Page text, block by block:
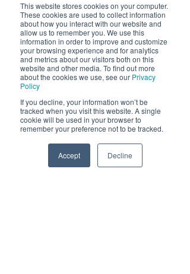
This website stores cookies on your computer.
These cookies are used to collect information
about how you interact with our website and
allow us to remember you. We use this
information in order to improve and customize
your browsing experience and for analytics
and metrics about our visitors both on this
website and other media. To find out more
about the cookies we use, see our Privacy
Policy
If you decline, your information won’t be
tracked when you visit this website. A single
cookie will be used in your browser to
remember your preference not to be tracked.
Accept Decline
12-17, middag 18.30
Hold deg oppdatert om hva
som skjer på Himmelblå og
neste sommer!
Send
Email Facebook